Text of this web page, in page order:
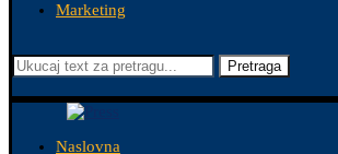
Marketing
Pretraga
Naslovna